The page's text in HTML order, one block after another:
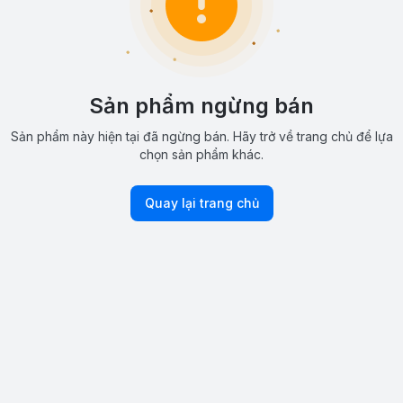
Sản phẩm ngừng bán
Sản phẩm này hiện tại đã ngừng bán. Hãy trở về trang chủ để lựa
chọn sản phẩm khác.
Quay lại trang chủ